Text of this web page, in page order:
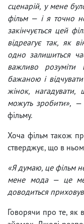
сценарій, у мене
фільм — і я точно
закінчується цей
відреагує так, як
одно залишиться
важливо
бажаною і
жінок,
можуть зробити», —
фільму.
Хоча фільм також
стверджує, що в
«Я думаю, це фільм
мене мода — це
доводиться
Говорячи про те, як